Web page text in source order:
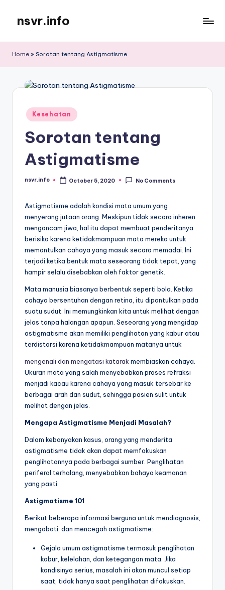
content
nsvr.info
Tersaji
Baik
Home » Sorotan tentang Astigmatisme
Posted
in
Kesehatan
Sorotan tentang
Astigmatisme
Posted
nsvr.info October 5, 2020 No Comments
Astigmatisme adalah kondisi mata umum yang
menyerang jutaan orang. Meskipun tidak secara inheren
mengancam jiwa, hal itu dapat membuat penderitanya
berisiko karena ketidakmampuan mata mereka untuk
memantulkan cahaya yang masuk secara memadai. Ini
terjadi ketika bentuk mata seseorang tidak tepat, yang
hampir selalu disebabkan oleh faktor genetik.
Mata manusia biasanya berbentuk seperti bola. Ketika
cahaya bersentuhan dengan retina, itu dipantulkan pada
suatu sudut. Ini memungkinkan kita untuk melihat dengan
jelas tanpa halangan apapun. Seseorang yang mengidap
astigmatisme akan memiliki penglihatan yang kabur atau
terdistorsi karena ketidakmampuan matanya untuk
mengenali dan mengatasi katarak membiaskan cahaya.
Ukuran mata yang salah menyebabkan proses refraksi
menjadi kacau karena cahaya yang masuk tersebar ke
berbagai arah dan sudut, sehingga pasien sulit untuk
melihat dengan jelas.
Mengapa Astigmatisme Menjadi Masalah?
Dalam kebanyakan kasus, orang yang menderita
astigmatisme tidak akan dapat memfokuskan
penglihatannya pada berbagai sumber. Penglihatan
periferal terhalang, menyebabkan bahaya keamanan
yang pasti.
Astigmatisme 101
Berikut beberapa informasi berguna untuk mendiagnosis,
mengobati, dan mencegah astigmatisme:
Gejala umum astigmatisme termasuk penglihatan
kabur, kelelahan, dan ketegangan mata. Jika
kondisinya serius, masalah ini akan muncul setiap
saat, tidak hanya saat penglihatan difokuskan.